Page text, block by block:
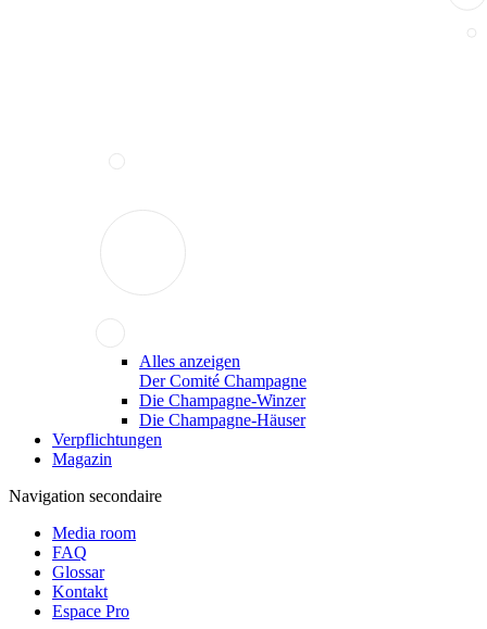
Alles anzeigen
Der Comité Champagne
Die Champagne-Winzer
Die Champagne-Häuser
Verpflichtungen
Magazin
Navigation secondaire
Media room
FAQ
Glossar
Kontakt
Espace Pro